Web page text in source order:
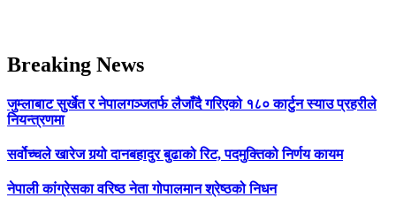
Breaking News
जुम्लाबाट सुर्खेत र नेपालगञ्जतर्फ लैजाँदै गरिएको १८० कार्टुन स्याउ प्रहरीले
नियन्त्रणमा
सर्वोच्चले खारेज गर्‍यो दानबहादुर बुढाको रिट, पदमुक्तिको निर्णय कायम
नेपाली कांग्रेसका वरिष्ठ नेता गोपालमान श्रेष्ठको निधन